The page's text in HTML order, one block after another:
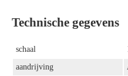
Technische gegevens
schaal
aandrijving